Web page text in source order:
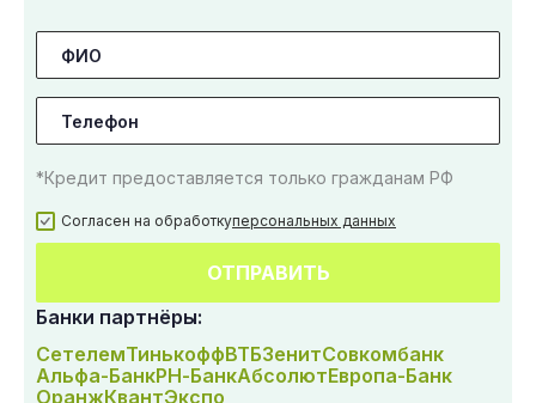
*Кредит предоставляется только гражданам РФ
Согласен на обработкуперсональных данных
ОТПРАВИТЬ
Банки партнёры:
СетелемТинькоффВТБЗенитСовкомбанк
Альфа-БанкРН-БанкАбсолютЕвропа-Банк
ОранжКвантЭкспо